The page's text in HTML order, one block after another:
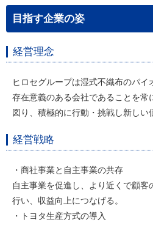
目指す企業の姿
経営理念
ヒロセグループは湿式不織布のパ
存在意義のある会社であることを常
図り、積極的に行動・挑戦し新しい
経営戦略
・商社事業と自主事業の共存
自主事業を促進し、より近くで顧
行い、収益向上につなげる。
・トヨタ生産方式の導入